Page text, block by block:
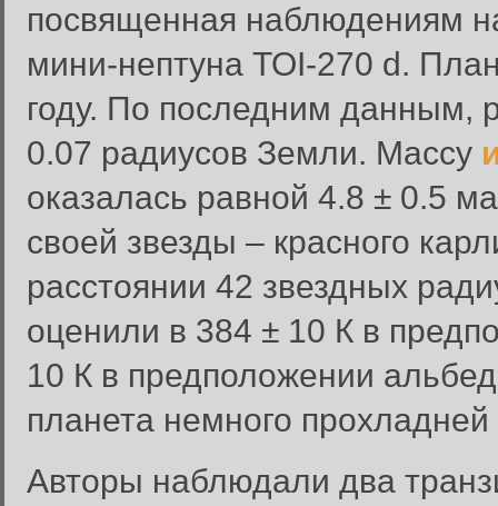
посвященная наблюдениям
мини-нептуна TOI-270 d.
году. По последним данным,
0.07 радиусов Земли. Массу
оказалась равной 4.8 ± 0.5
своей звезды – красного
расстоянии 42 звездных
оценили в 384 ± 10 К в
10 К в предположении
планета немного
Авторы наблюдали два